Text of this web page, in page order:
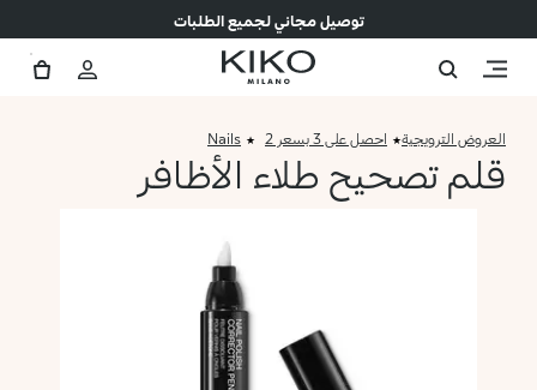
توصيل مجاني لجميع الطلبات
العروض الترويجية احصل على 3 بسعر 2 Nails
قلم تصحيح طلاء الأظافر